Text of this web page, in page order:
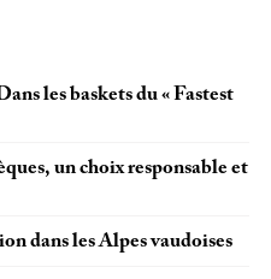
les baskets du « Fastest
un choix responsable et
dans les Alpes vaudoises